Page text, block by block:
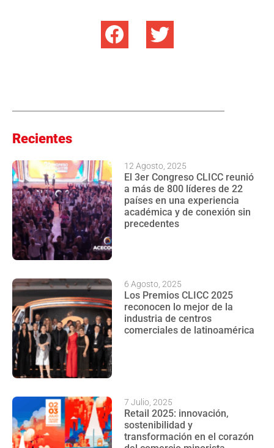
Recientes
El 3er Congreso CLICC reunió
a más de 800 líderes de 22
países en una experiencia
académica y de conexión sin
precedentes
12 Agosto, 2025
Los Premios CLICC 2025
reconocen lo mejor de la
industria de centros
comerciales de latinoamérica
6 Agosto, 2025
Retail 2025: innovación,
sostenibilidad y
transformación en el corazón
7 Julio, 2025